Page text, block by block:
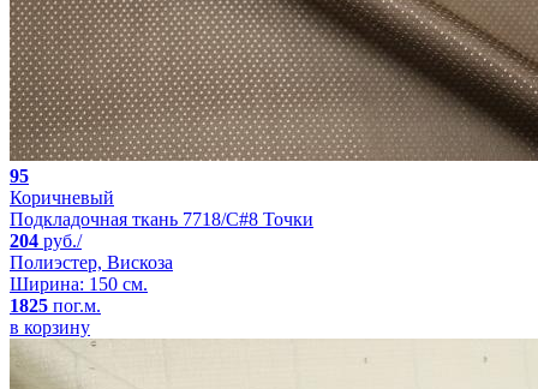
95
Коричневый
Подкладочная ткань 7718/C#8 Точки
204 руб./
Полиэстер, Вискоза
Ширина: 150 см.
1825 пог.м.
в корзину